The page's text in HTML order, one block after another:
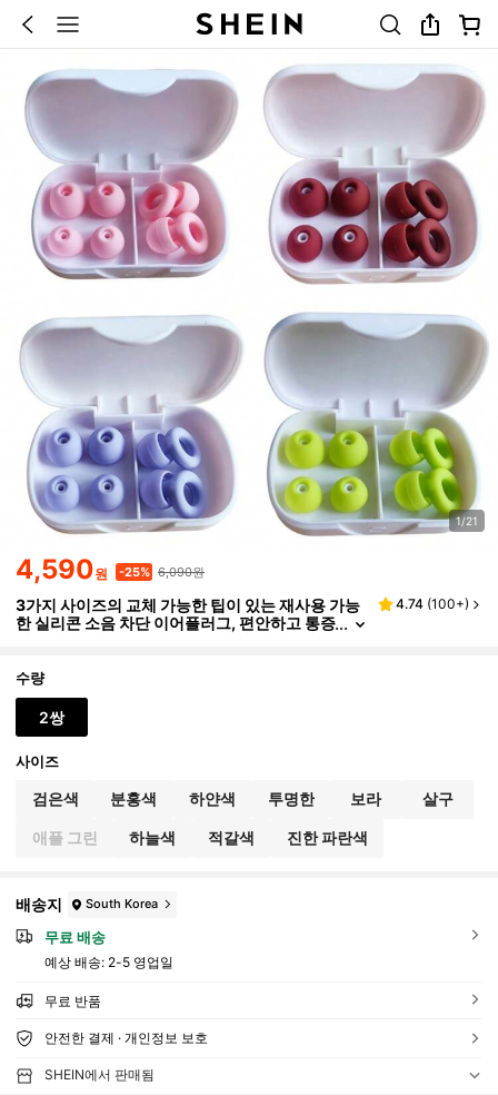
1/21
4,590원 -25% 6,090원
3가지 사이즈의 교체 가능한 팁이 있는 재사용 가능
한 실리콘 소음 차단 이어플러그, 편안하고 통증
4.74 (100+)
수량
2쌍
사이즈
검은색 분홍색 하얀색 투명한 보라 살구
애플 그린 하늘색 적갈색 진한 파란색
배송지 South Korea
무료 배송
예상 배송: 2-5 영업일
무료 반품
안전한 결제 · 개인정보 보호
SHEIN에서 판매됨